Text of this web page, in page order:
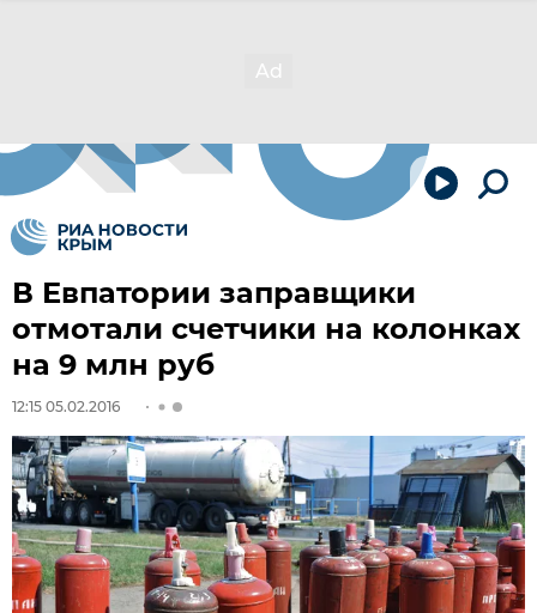
В Евпатории заправщики
отмотали счетчики на колонках
на 9 млн руб
12:15 05.02.2016